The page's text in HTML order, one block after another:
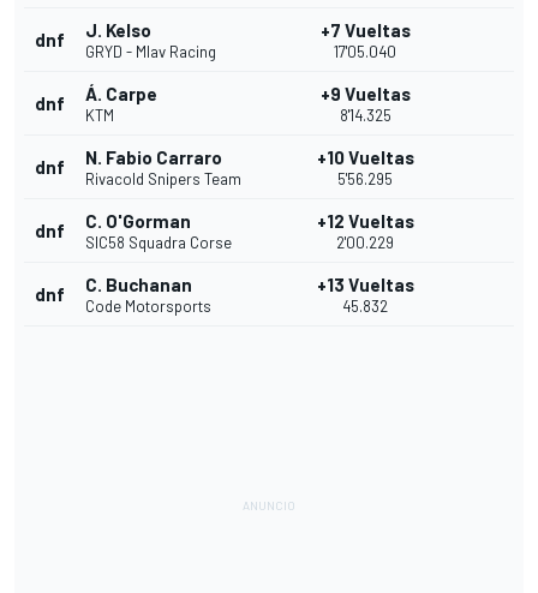
dnf J. Kelso
GRYD - Mlav Racing
+7 Vueltas
17'05.040
dnf Á. Carpe
KTM
+9 Vueltas
8'14.325
dnf N. Fabio Carraro
Rivacold Snipers Team
+10 Vueltas
5'56.295
dnf C. O'Gorman
SIC58 Squadra Corse
+12 Vueltas
2'00.229
dnf C. Buchanan
Code Motorsports
+13 Vueltas
45.832